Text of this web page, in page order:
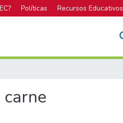
Políticas Recursos Educativos